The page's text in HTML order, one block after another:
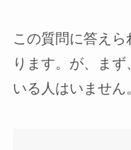
この質問に答え
ります。が、ま
いる人はいません